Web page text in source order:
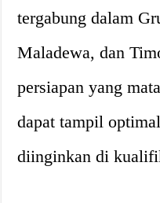
tergabung dalam
Maladewa, dan
persiapan yang
dapat tampil
diinginkan di